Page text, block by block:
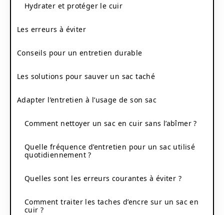
Hydrater et protéger le cuir
Les erreurs à éviter
Conseils pour un entretien durable
Les solutions pour sauver un sac taché
Adapter l’entretien à l’usage de son sac
Comment nettoyer un sac en cuir sans l’abîmer ?
Quelle fréquence d’entretien pour un sac utilisé
quotidiennement ?
Quelles sont les erreurs courantes à éviter ?
Comment traiter les taches d’encre sur un sac en
cuir ?